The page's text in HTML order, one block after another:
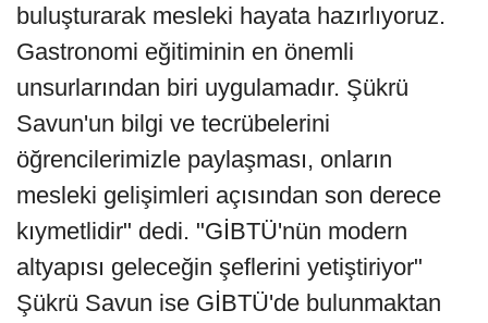
buluşturarak mesleki hayata hazırlıyoruz.
Gastronomi eğitiminin en önemli
unsurlarından biri uygulamadır. Şükrü
Savun'un bilgi ve tecrübelerini
öğrencilerimizle paylaşması, onların
mesleki gelişimleri açısından son derece
kıymetlidir" dedi. "GİBTÜ'nün modern
altyapısı geleceğin şeflerini yetiştiriyor"
Şükrü Savun ise GİBTÜ'de bulunmaktan